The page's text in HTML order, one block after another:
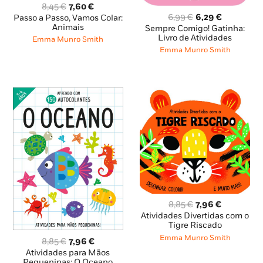
8,45€ O
preço
original
era:
7,60€O
preço
é:
Passo a Passo, Vamos Colar:
Animais
Emma Munro Smith
6,99€ O
preço
original
era:
6,29€O
preço
atual
é:
Sempre Comigo! Gatinha:
Livro de Atividades
Emma Munro Smith
8,85€ O
preço
7,96 €O
preço
Atividades para Mãos
8,85€ O
preço
original
era:
7,96€O
preço
atual
é:
Atividades Divertidas com o
Tigre Riscado
Emma Munro Smith